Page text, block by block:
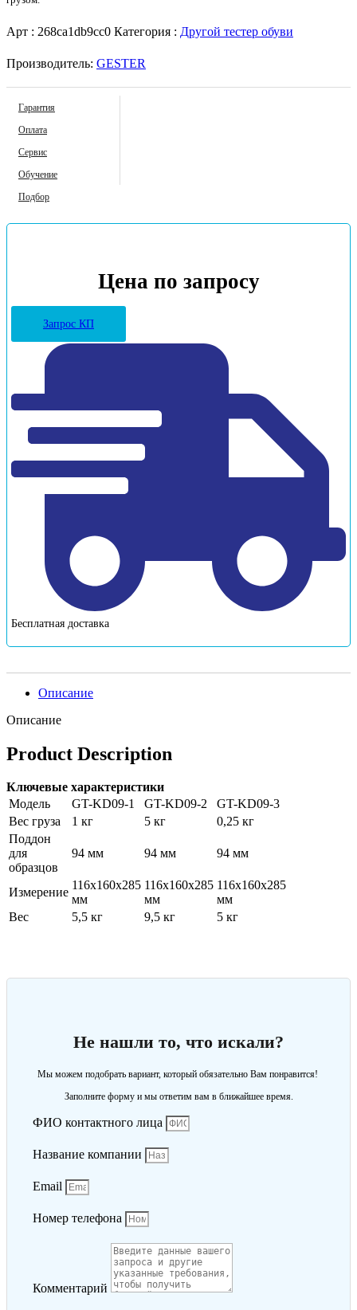
Арт : 268ca1db9cc0 Категория : Другой тестер обуви
Производитель: GESTER
Гарантия
Оплата
Сервис
Обучение
Подбор
Цена по запросу
Запрос КП
Бесплатная доставка
Описание
Описание
Product Description
Ключевые характеристики
Модель
GT-KD09-1 GT-KD09-2
GT-KD09-3
Вес груза
1 кг 5 кг
0,25 кг
Поддон
для
образцов
94 мм 94 мм 94 мм
Измерение
116x160x285
мм
116x160x285
мм
116x160x285
мм
Вес
5,5 кг 9,5 кг 5 кг
Не нашли то, что искали?
Мы можем подобрать вариант, который обязательно Вам понравится!
Заполните форму и мы ответим вам в ближайшее время.
ФИО контактного лица
Название компании
Email
Номер телефона
Комментарий